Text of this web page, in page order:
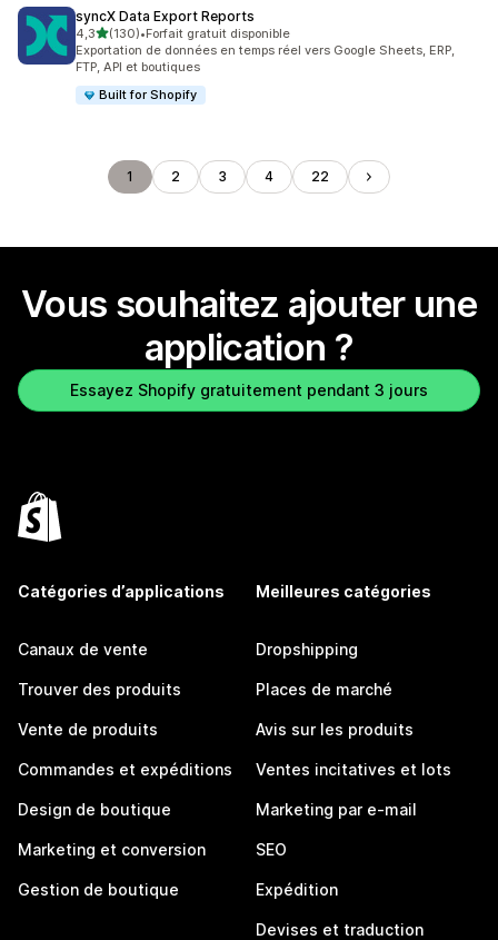
syncX Data Export Reports
4,3étoile(s) sur 5
(130)
130 avis au total
•Forfait gratuit disponible
Exportation de données en temps réel vers Google Sheets, ERP,
FTP, API et boutiques
Built for Shopify
1 2 3 4 22
Vous souhaitez ajouter une
application ?
Essayez Shopify gratuitement pendant 3 jours
Catégories d’applications
Canaux de vente
Trouver des produits
Vente de produits
Commandes et expéditions
Design de boutique
Marketing et conversion
Gestion de boutique
Meilleures catégories
Dropshipping
Places de marché
Avis sur les produits
Ventes incitatives et lots
Marketing par e-mail
SEO
Expédition
Devises et traduction